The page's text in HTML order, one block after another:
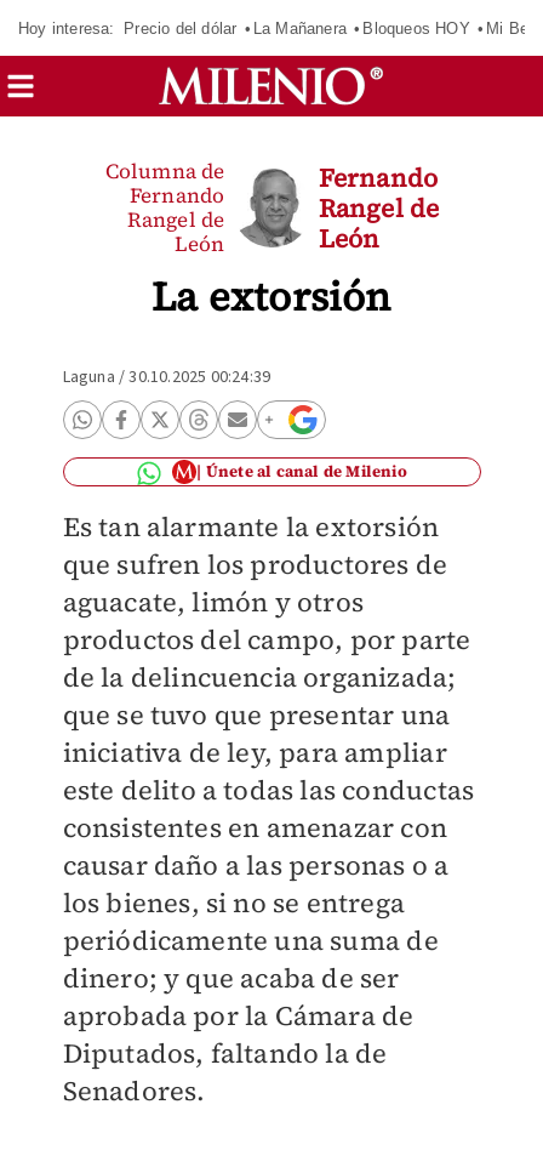
Hoy interesa: Precio del dólar La Mañanera Bloqueos HOY Mi
La extorsión
Columna de
Fernando
Rangel de
León
Fernando
Rangel de
León
Laguna /30.10.2025 00:24:39
Únete al canal de Milenio
Es tan alarmante la extorsión
que sufren los productores de
aguacate, limón y otros
productos del campo, por parte
de la delincuencia organizada;
que se tuvo que presentar una
iniciativa de ley, para ampliar
este delito a todas las conductas
consistentes en amenazar con
causar daño a las personas o a
los bienes, si no se entrega
periódicamente una suma de
dinero; y que acaba de ser
aprobada por la Cámara de
Diputados, faltando la de
Senadores.